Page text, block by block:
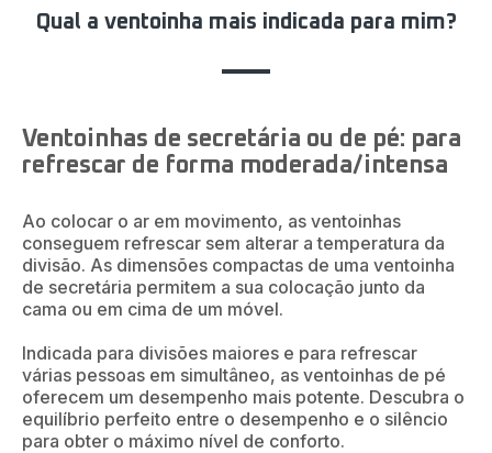
Qual a ventoinha mais indicada para mim?
Ventoinhas de secretária ou de pé: para
refrescar de forma moderada/intensa
Ao colocar o ar em movimento, as ventoinhas
conseguem refrescar sem alterar a temperatura da
divisão. As dimensões compactas de uma ventoinha
de secretária permitem a sua colocação junto da
cama ou em cima de um móvel.
Indicada para divisões maiores e para refrescar
várias pessoas em simultâneo, as ventoinhas de pé
oferecem um desempenho mais potente. Descubra o
equilíbrio perfeito entre o desempenho e o silêncio
para obter o máximo nível de conforto.